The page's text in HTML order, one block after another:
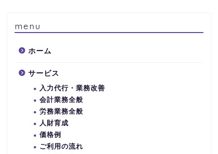
menu
ホーム
サービス
入力代行・業務改善
会計業務全般
労務業務全般
人財育成
価格例
ご利用の流れ